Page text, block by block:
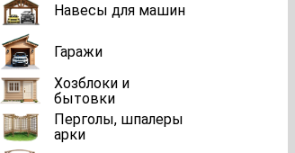
Навесы для машин
Гаражи
Хозблоки и
бытовки
Перголы, шпалеры
арки